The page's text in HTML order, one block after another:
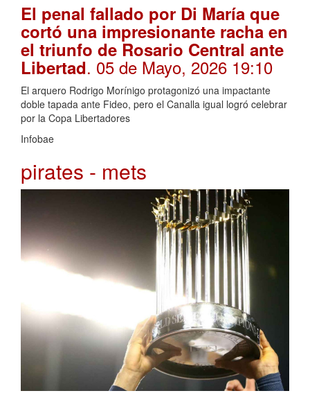
El penal fallado por Di María que
cortó una impresionante racha en
el triunfo de Rosario Central ante
Libertad. 05 de Mayo, 2026 19:10
El arquero Rodrigo Morínigo protagonizó una impactante
doble tapada ante Fideo, pero el Canalla igual logró celebrar
por la Copa Libertadores
Infobae
pirates - mets